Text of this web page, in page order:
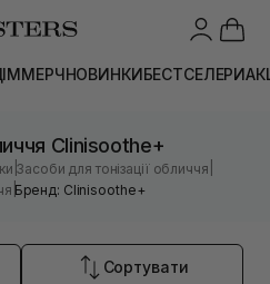
МЕРЧНОВИНКИБЕСТСЕЛЕРИ
Clinisoothe+
|Засоби для тонізації обличчя
|Бренд: Clinisoothe+
Сортувати